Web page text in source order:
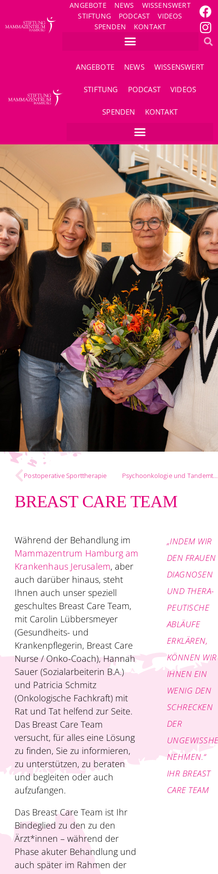
ANGEBOTE NEWS
WISSENSWERT
STIFTUNG
PODCAST
VIDEOS
SPENDEN
KONTAKT
ANGEBOTE NEWS WISSENSWERT
STIFTUNG PODCAST VIDEOS
SPENDEN KONTAKT
Postoperative Sporttherapie Psychoonkologie und Tandemtherapie
BREAST CARE TEAM
Während der Behandlung im
Mammazentrum Hamburg am
Krankenhaus Jerusalem, aber
auch darüber hinaus, steht
Ihnen auch unser speziell
geschultes Breast Care Team,
mit Carolin Lübbersmeyer
(Gesundheits- und
Krankenpflegerin, Breast Care
Nurse / Onko-Coach), Hannah
Sauer (Sozialarbeiterin B.A.)
und Patricia Schmitz
(Onkologische Fachkraft) mit
Rat und Tat helfend zur Seite.
Das Breast Care Team
versucht, für alles eine Lösung
zu finden, Sie zu informieren,
zu unterstützen, zu beraten
und begleiten oder auch
aufzufangen.
Das Breast Care Team ist Ihr
Bindeglied zu den zu den
Ärzt*innen – während der
Phase akuter Behandlung und
auch später im Rahmen der
„INDEM WIR
DEN FRAUEN
DIAG­NOSEN
UND THERA­
PEU­TISCHE
ABLÄUFE
ERKLÄREN,
KÖNNEN WIR
IHNEN EIN
WENIG DEN
SCHRECKEN
DER
NEHMEN.“
IHR BREAST
CARE TEAM